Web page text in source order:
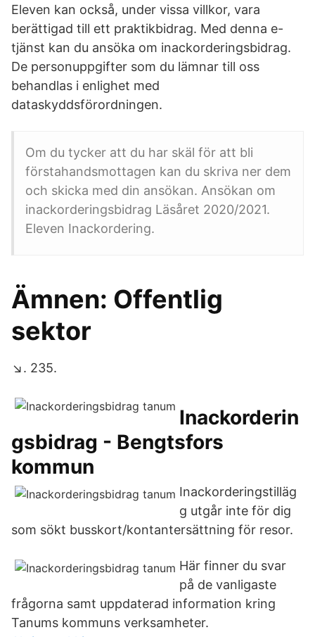
Eleven kan också, under vissa villkor, vara
berättigad till ett praktikbidrag. Med denna e-
tjänst kan du ansöka om inackorderingsbidrag.
De personuppgifter som du lämnar till oss
behandlas i enlighet med
dataskyddsförordningen.
Om du tycker att du har skäl för att bli
förstahandsmottagen kan du skriva ner dem
och skicka med din ansökan. Ansökan om
inackorderingsbidrag Läsåret 2020/2021.
Eleven Inackordering.
Ämnen: Offentlig
sektor
↘. 235.
Inackorderin
gsbidrag - Bengtsfors
kommun
Inackorderingstilläg
g utgår inte för dig
som sökt busskort/kontantersättning för resor.
Här finner du svar
på de vanligaste
frågorna samt uppdaterad information kring
Tanums kommuns verksamheter.